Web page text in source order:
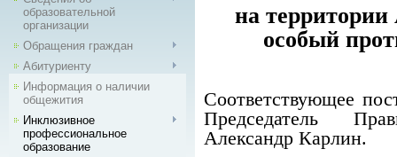
образовательной
организации
Обращения граждан
Абитуриенту
Информация о наличии
общежития
Инклюзивное
профессиональное
образование
на территории
особый
Соответствующее
Председатель
Александр Карлин.